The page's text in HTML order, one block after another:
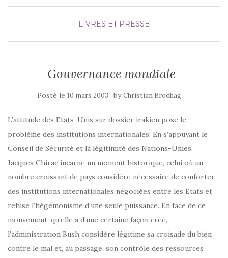
LIVRES ET PRESSE
Gouvernance mondiale
Posté le 10 mars 2003 byChristian Brodhag
L’attitude des Etats-Unis sur dossier irakien pose le
problème des institutions internationales. En s’appuyant le
Conseil de Sécurité et la légitimité des Nations-Unies,
Jacques Chirac incarne un moment historique, celui où un
nombre croissant de pays considère nécessaire de conforter
des institutions internationales négociées entre les Etats et
refuse l’hégémonisme d’une seule puissance. En face de ce
mouvement, qu’elle a d’une certaine façon créé,
l’administration Bush considère légitime sa croisade du bien
contre le mal et, au passage, son contrôle des ressources